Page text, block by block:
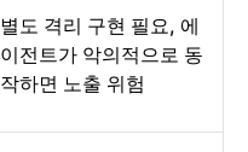
별도 격리 구현 필요, 에
이전트가 악의적으로 동
작하면 노출 위험